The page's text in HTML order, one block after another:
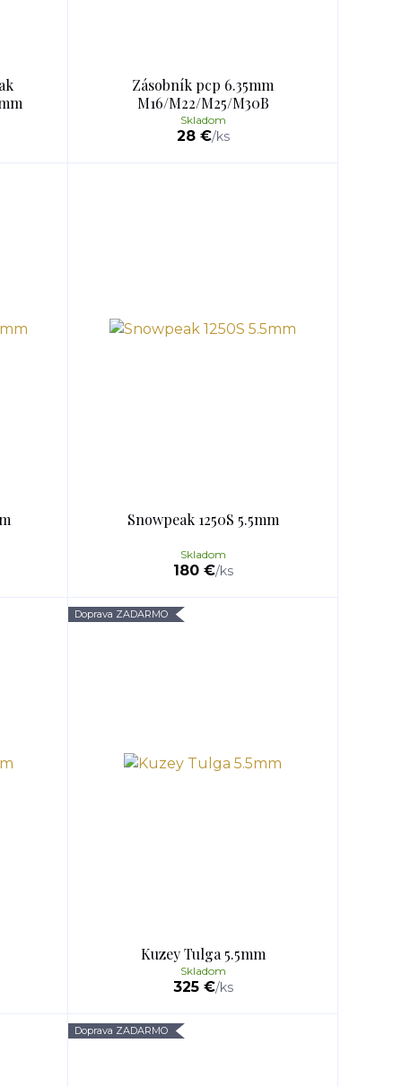
Zásobník pcp 6.35mm
M16/M22/M25/M30B
28 €/ks
Skladom
Snowpeak 1250S 5.5mm
180 €/ks
Skladom
Doprava ZADARMO
Kuzey Tulga 5.5mm
325 €/ks
Skladom
Doprava ZADARMO